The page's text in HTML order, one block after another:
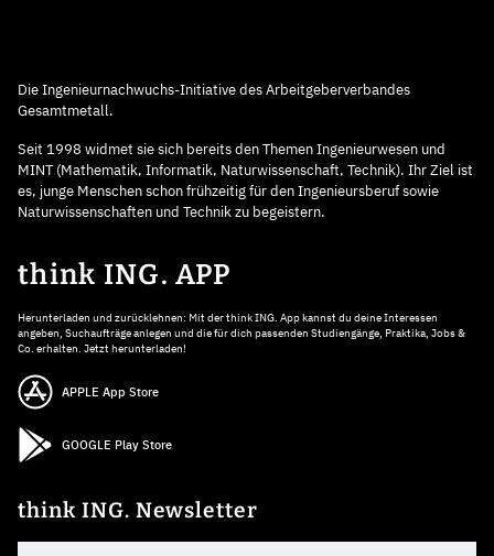
Die Ingenieurnachwuchs-Initiative des Arbeitgeberverbandes
Gesamtmetall.
Seit 1998 widmet sie sich bereits den Themen Ingenieurwesen und
MINT (Mathematik, Informatik, Naturwissenschaft, Technik). Ihr Ziel ist
es, junge Menschen schon frühzeitig für den Ingenieursberuf sowie
Naturwissenschaften und Technik zu begeistern.
think ING. APP
Herunterladen und zurücklehnen: Mit der think ING. App kannst du deine Interessen
angeben, Suchaufträge anlegen und die für dich passenden Studiengänge, Praktika, Jobs &
Co. erhalten. Jetzt herunterladen!
APPLE App Store
GOOGLE Play Store
think ING. Newsletter